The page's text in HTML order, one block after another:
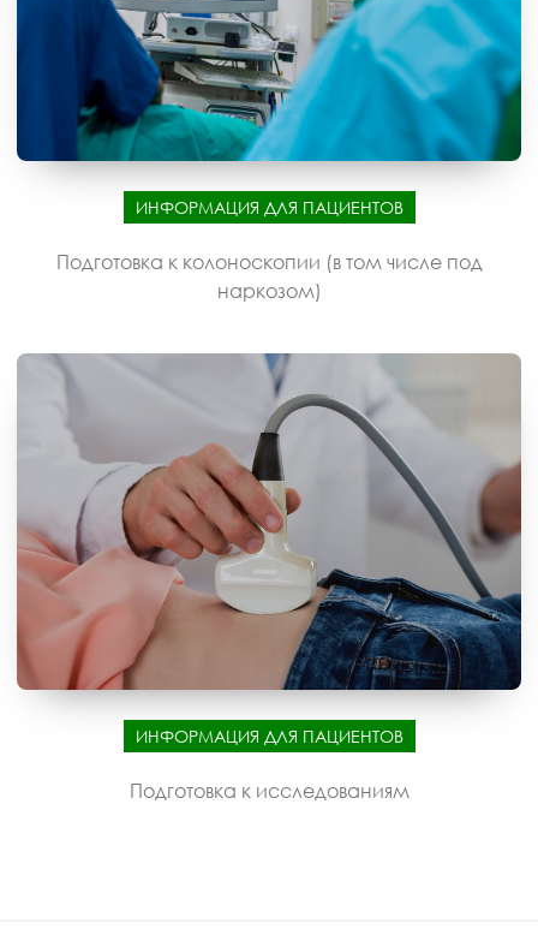
ИНФОРМАЦИЯ ДЛЯ ПАЦИЕНТОВ
Подготовка к колоноскопии (в том числе под
наркозом)
ИНФОРМАЦИЯ ДЛЯ ПАЦИЕНТОВ
Подготовка к исследованиям